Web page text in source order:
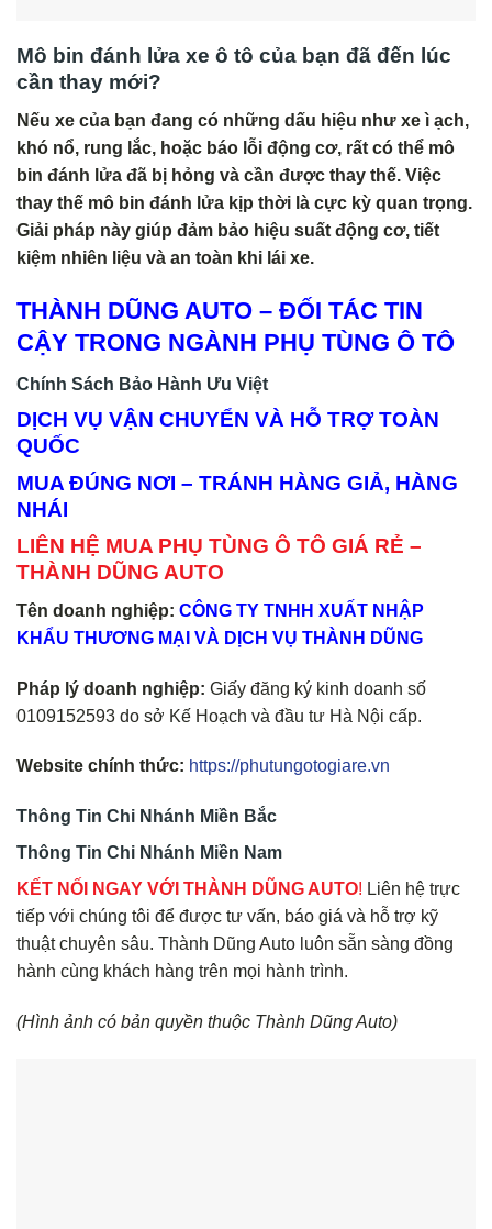
Mô bin đánh lửa xe ô tô của bạn đã đến lúc
cần thay mới?
Nếu xe của bạn đang có những dấu hiệu như xe ì ạch,
khó nổ, rung lắc, hoặc báo lỗi động cơ, rất có thể mô
bin đánh lửa đã bị hỏng và cần được thay thế. Việc
thay thế mô bin đánh lửa kịp thời là cực kỳ quan trọng.
Giải pháp này giúp đảm bảo hiệu suất động cơ, tiết
kiệm nhiên liệu và an toàn khi lái xe.
THÀNH DŨNG AUTO – ĐỐI TÁC TIN
CẬY TRONG NGÀNH PHỤ TÙNG Ô TÔ
Chính Sách Bảo Hành Ưu Việt
DỊCH VỤ VẬN CHUYỂN VÀ HỖ TRỢ TOÀN
QUỐC
MUA ĐÚNG NƠI – TRÁNH HÀNG GIẢ, HÀNG
NHÁI
LIÊN HỆ MUA PHỤ TÙNG Ô TÔ GIÁ RẺ –
THÀNH DŨNG AUTO
Tên doanh nghiệp: CÔNG TY TNHH XUẤT NHẬP
KHẨU THƯƠNG MẠI VÀ DỊCH VỤ THÀNH DŨNG
Pháp lý doanh nghiệp: Giấy đăng ký kinh doanh số
0109152593 do sở Kế Hoạch và đầu tư Hà Nội cấp.
Website chính thức: https://phutungotogiare.vn
Thông Tin Chi Nhánh Miền Bắc
Thông Tin Chi Nhánh Miền Nam
KẾT NỐI NGAY VỚI THÀNH DŨNG AUTO! Liên hệ trực
tiếp với chúng tôi để được tư vấn, báo giá và hỗ trợ kỹ
thuật chuyên sâu. Thành Dũng Auto luôn sẵn sàng đồng
hành cùng khách hàng trên mọi hành trình.
(Hình ảnh có bản quyền thuộc Thành Dũng Auto)